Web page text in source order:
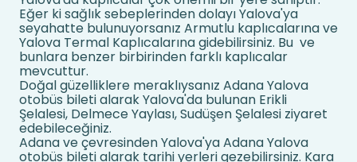
Eğer ki sağlık sebeplerinden dolayı Yalova'ya
seyahatte bulunuyorsanız Armutlu kaplıcalarına ve
Yalova Termal Kaplıcalarına gidebilirsiniz. Bu ve
bunlara benzer birbirinden farklı kaplıcalar
mevcuttur.
Doğal güzelliklere meraklıysanız Adana Yalova
otobüs bileti alarak Yalova'da bulunan Erikli
Şelalesi, Delmece Yaylası, Sudüşen Şelalesi ziyaret
edebileceğiniz.
Adana ve çevresinden Yalova'ya Adana Yalova
otobüs bileti alarak tarihi yerleri gezebilirsiniz. Kara